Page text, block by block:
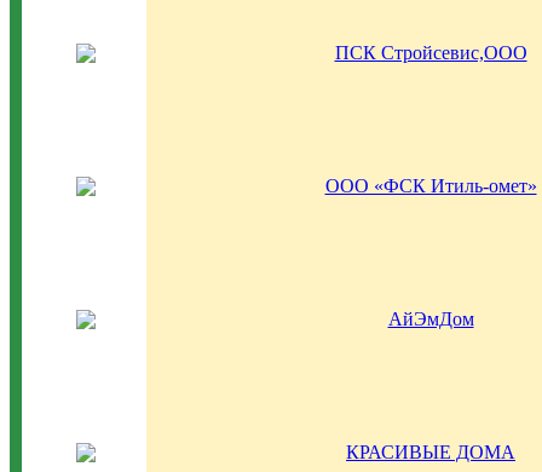
ПСК Стройсевис,ООО
ООО «ФСК Итиль-омет»
АйЭмДом
КРАСИВЫЕ ДОМА